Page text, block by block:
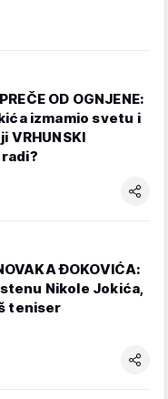
OD OGNJENE:
izmamio svetu i
VRHUNSKI
radi?
ĐOKOVIĆA:
Nikole Jokića,
teniser